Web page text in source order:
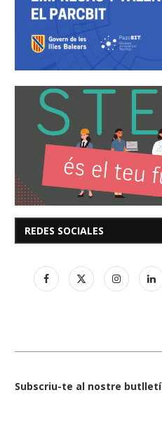
REDES SOCIALES
Subscriu-te al nostre butlletí